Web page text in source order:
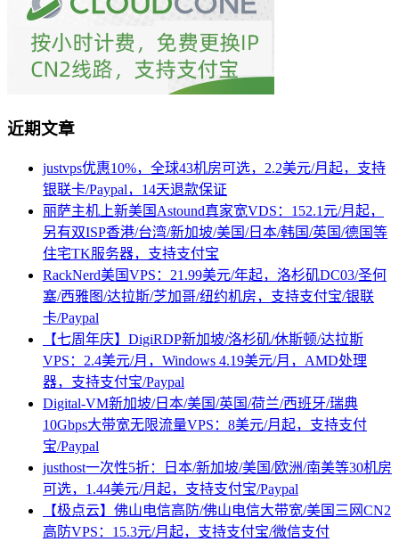
近期文章
justvps优惠10%，全球43机房可选，2.2美元/月起，支持
银联卡/Paypal，14天退款保证
丽萨主机上新美国Astound真家宽VDS：152.1元/月起，
另有双ISP香港/台湾/新加坡/美国/日本/韩国/英国/德国等
住宅TK服务器，支持支付宝
RackNerd美国VPS：21.99美元/年起，洛杉矶DC03/圣何
塞/西雅图/达拉斯/芝加哥/纽约机房，支持支付宝/银联
卡/Paypal
【七周年庆】DigiRDP新加坡/洛杉矶/休斯顿/达拉斯
VPS：2.4美元/月，Windows 4.19美元/月，AMD处理
器，支持支付宝/Paypal
Digital-VM新加坡/日本/美国/英国/荷兰/西班牙/瑞典
10Gbps大带宽无限流量VPS：8美元/月起，支持支付
宝/Paypal
justhost一次性5折：日本/新加坡/美国/欧洲/南美等30机房
可选，1.44美元/月起，支持支付宝/Paypal
【极点云】佛山电信高防/佛山电信大带宽/美国三网CN2
高防VPS：15.3元/月起，支持支付宝/微信支付